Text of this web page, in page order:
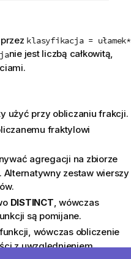
klasyfikacja = ułamek*
nie jest liczbą całkowitą,
użyć przy obliczaniu frakcji.
fraktylowi
agregacji na zbiorze
zestaw wierszy
DISTINCT , wówczas
są pomijane.
wówczas obliczenie
z uwzględnieniem